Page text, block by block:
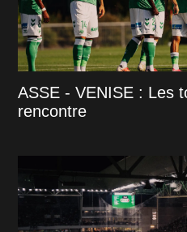
ASSE - VENISE : Les
rencontre